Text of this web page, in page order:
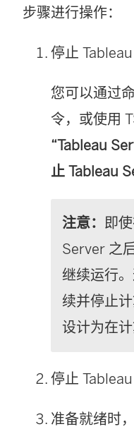
步骤进行操作：
停止 Tableau
您可以通过
令，或使用
“Tableau
止 Tableau
注意： 即
Server 之
继续运行
续并停止
设计为在
停止
准备就绪时